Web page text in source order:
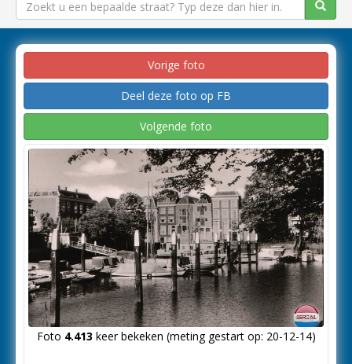
Vorige foto
Deel deze foto op FB
Volgende foto
Foto 4.413 keer bekeken (meting gestart op: 20-12-14)